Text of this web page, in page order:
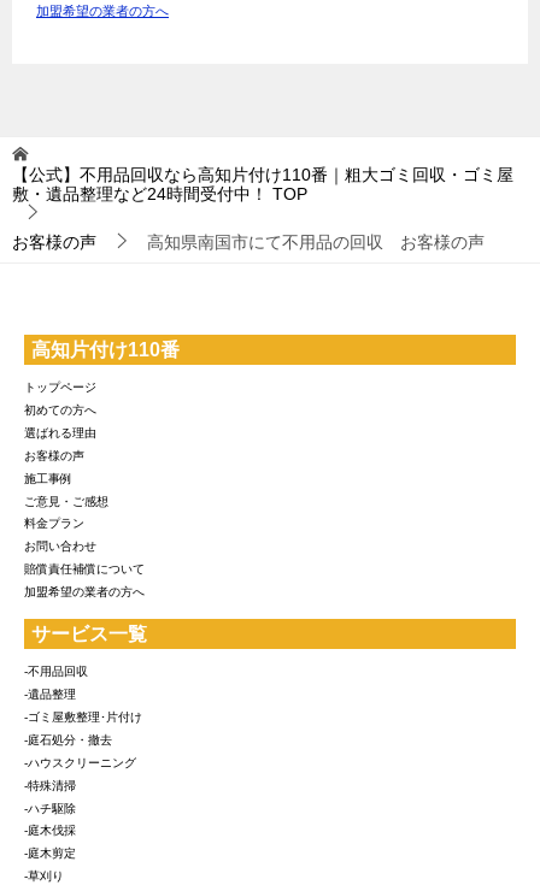
加盟希望の業者の方へ
【公式】不用品回収なら高知片付け110番｜粗大ゴミ回収・ゴミ屋
敷・遺品整理など24時間受付中！
TOP
お客様の声 高知県南国市にて不用品の回収 お客様の声
高知片付け110番
トップページ
初めての方へ
選ばれる理由
お客様の声
施工事例
ご意見・ご感想
料金プラン
お問い合わせ
賠償責任補償について
加盟希望の業者の方へ
サービス一覧
-不用品回収
-遺品整理
-ゴミ屋敷整理･片付け
-庭石処分・撤去
-ハウスクリーニング
-特殊清掃
-ハチ駆除
-庭木伐採
-庭木剪定
-草刈り